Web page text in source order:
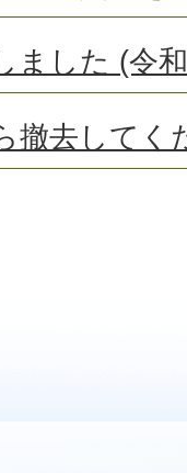
ました (令
撤去してく